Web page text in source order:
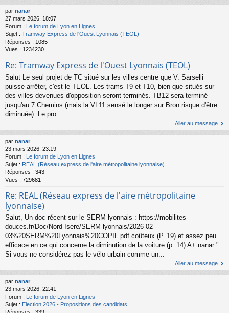
par nanar
27 mars 2026, 18:07
Forum : Le forum de Lyon en Lignes
Sujet : Tramway Express de l'Ouest Lyonnais (TEOL)
Réponses : 1085
Vues : 1234230
Re: Tramway Express de l'Ouest Lyonnais (TEOL)
Salut Le seul projet de TC situé sur les villes centre que V. Sarselli
puisse arrêter, c'est le TEOL. Les trams T9 et T10, bien que situés sur
des villes devenues d'opposition seront terminés. TB12 sera terminé
jusqu'au 7 Chemins (mais la VL11 sensé le longer sur Bron risque d'être
diminuée). Le pro...
Aller au message
par nanar
23 mars 2026, 23:19
Forum : Le forum de Lyon en Lignes
Sujet : REAL (Réseau express de l'aire métropolitaine lyonnaise)
Réponses : 343
Vues : 729681
Re: REAL (Réseau express de l'aire métropolitaine
lyonnaise)
Salut, Un doc récent sur le SERM lyonnais : https://mobilites-
douces.fr/Doc/Nord-Isere/SERM-lyonnais/2026-02-
03%20SERM%20Lyonnais%20COPIL.pdf coûteux (P. 19) et assez peu
efficace en ce qui concerne la diminution de la voiture (p. 14) A+ nanar "
Si vous ne considérez pas le vélo urbain comme un...
Aller au message
par nanar
23 mars 2026, 22:41
Forum :
Le forum de Lyon en Lignes
Sujet : Election 2026 - Propositions des candidats